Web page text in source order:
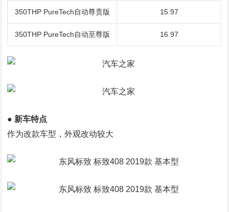
350THP PureTech自动尊贵版 15.97
350THP PureTech自动至尊版 16.97
● 新车特点
作为改款车型，外观改动较大